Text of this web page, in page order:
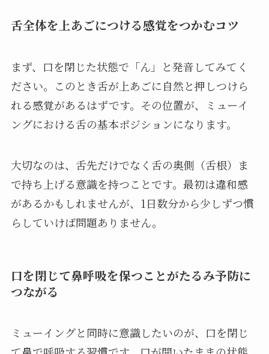
舌全体を上あごにつける感覚をつかむコツ
まず、口を閉じた状態で「ん」と発音してみてく
ださい。このとき舌が上あごに自然と押しつけら
れる感覚があるはずです。その位置が、ミューイ
ングにおける舌の基本ポジションになります。
大切なのは、舌先だけでなく舌の奥側（舌根）ま
で持ち上げる意識を持つことです。最初は違和感
があるかもしれませんが、1日数分から少しずつ慣
らしていけば問題ありません。
口を閉じて鼻呼吸を保つことがたるみ予防に
つながる
ミューイングと同時に意識したいのが、口を閉じ